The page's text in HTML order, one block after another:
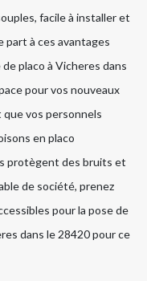
facile à installer et
part à ces avantages
placo à Vicheres dans
pour vos nouveaux
vos personnels
en placo
protègent des bruits et
de société, prenez
pour la pose de
dans le 28420 pour ce